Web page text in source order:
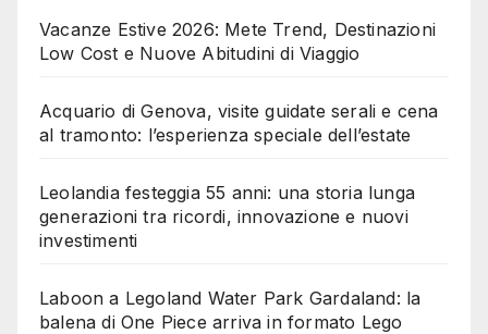
Vacanze Estive 2026: Mete Trend, Destinazioni
Low Cost e Nuove Abitudini di Viaggio
Acquario di Genova, visite guidate serali e cena
al tramonto: l’esperienza speciale dell’estate
Leolandia festeggia 55 anni: una storia lunga
generazioni tra ricordi, innovazione e nuovi
investimenti
Laboon a Legoland Water Park Gardaland: la
balena di One Piece arriva in formato Lego